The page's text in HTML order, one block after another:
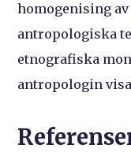
homogenising
antropologiska
etnografiska
antropologin